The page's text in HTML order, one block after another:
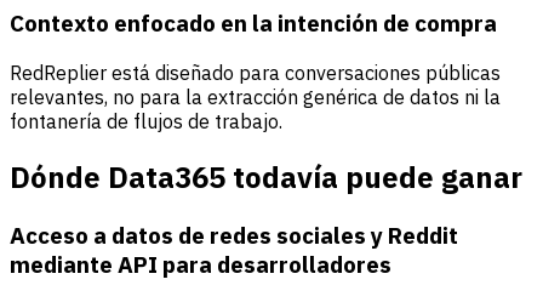
Contexto enfocado en la intención de compra
RedReplier está diseñado para conversaciones públicas
relevantes, no para la extracción genérica de datos ni la
fontanería de flujos de trabajo.
Dónde Data365 todavía puede ganar
Acceso a datos de redes sociales y Reddit
mediante API para desarrolladores